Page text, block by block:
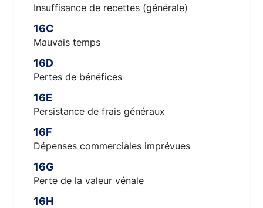
Insuffisance de recettes (générale)
16C
Mauvais temps
16D
Pertes de bénéfices
16E
Persistance de frais généraux
16F
Dépenses commerciales imprévues
16G
Perte de la valeur vénale
16H